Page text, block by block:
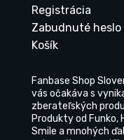
Registrácia
Zabudnuté heslo
Košík
Fanbase Shop
vás očakáva s
zberateľských
Produkty od Funko,
Smile a mnohých